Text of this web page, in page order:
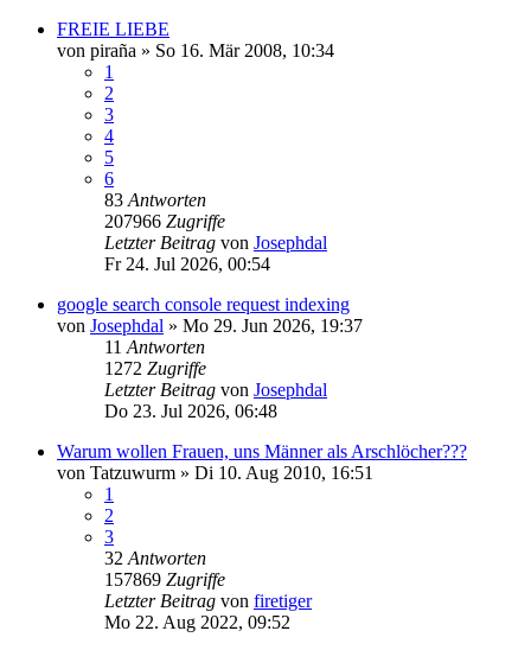
FREIE LIEBE
von piraña » So 16. Mär 2008, 10:34
1
2
3
4
5
6
83 Antworten
207966 Zugriffe
Letzter Beitrag von Josephdal
Fr 24. Jul 2026, 00:54
google search console request indexing
von Josephdal » Mo 29. Jun 2026, 19:37
11 Antworten
1272 Zugriffe
Letzter Beitrag von Josephdal
Do 23. Jul 2026, 06:48
Warum wollen Frauen, uns Männer als Arschlöcher???
von Tatzuwurm » Di 10. Aug 2010, 16:51
1
2
3
32 Antworten
157869 Zugriffe
Letzter Beitrag von firetiger
Mo 22. Aug 2022, 09:52